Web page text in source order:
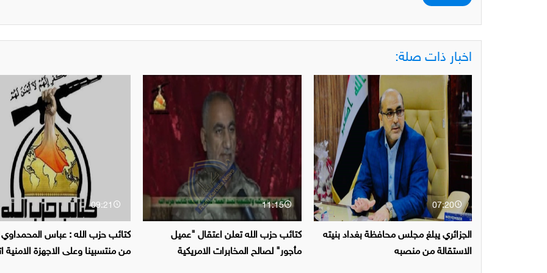
اخبار ذات صلة:
07:20
الجزائري يبلغ مجلس محافظة بغداد بنيته
الاستقالة من منصبه
11:15
كتائب حزب الله تعلن اعتقال "عميل
مأجور" لصالح المخابرات الامريكية
09:21
كتائب حزب الله : عباس
من منتسبينا وعلى الاجهزة الامنية